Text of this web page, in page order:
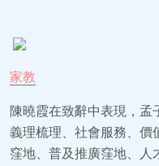
家教
陳曉霞在致辭中表現，孟
義理梳理、社會服務、價
窪地、普及推廣窪地、人